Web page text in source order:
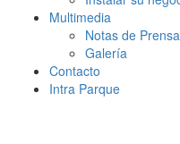
Multimedia
Notas de Prensa
Galería
Contacto
Intra Parque